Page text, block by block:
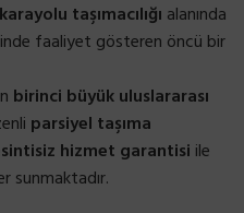
taşımacılığı alanında
faaliyet gösteren öncü bir
birinci büyük uluslararası
parsiyel taşıma
hizmet garantisi ile
sunmaktadır.